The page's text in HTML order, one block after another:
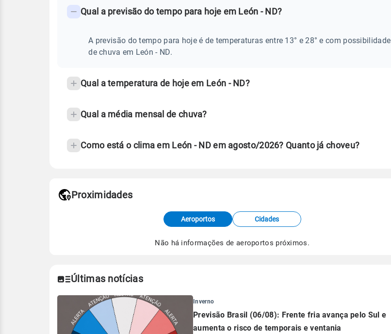
PREVISÃO
frequentes
temperatura
Qual a previsão do tempo para hoje em León - ND?
A previsão do tempo para hoje é de temperaturas entre 13° e 28° e com possibilidade
de chuva em León - ND.
Qual a temperatura de hoje em León - ND?
Qual a média mensal de chuva?
Como está o clima em León - ND em agosto/2026? Quanto já choveu?
de Tempo e Estudos Climáticos (CPTEC).
Proximidades
Aeroportos Cidades
Não há informações de aeroportos próximos.
Últimas notícias
Inverno
Previsão Brasil (06/08): Frente fria avança pelo Sul e
aumenta o risco de temporais e ventania